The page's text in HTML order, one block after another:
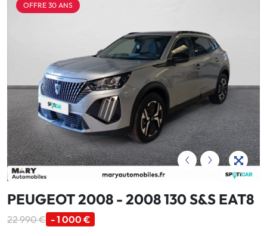
‹ ›
OFFRE 30 ANS
PEUGEOT 2008 - 2008 130 S&S EAT8
22 990 € - 1 000 €